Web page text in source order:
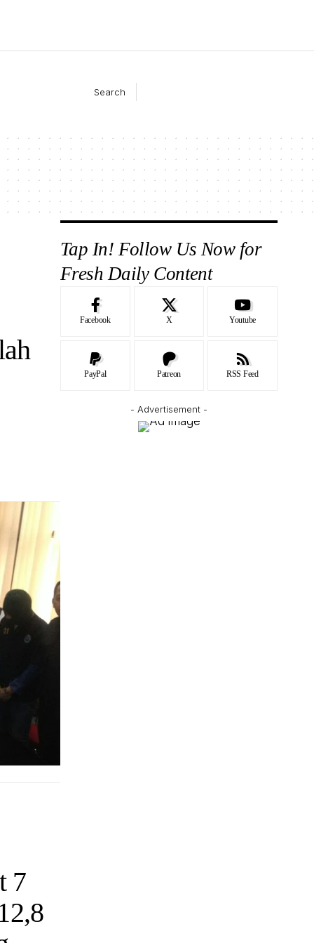
Search
7
Tap In! Follow Us Now for
Fresh Daily Content
Facebook X Youtube
PayPal Patreon RSS Feed
- Advertisement -